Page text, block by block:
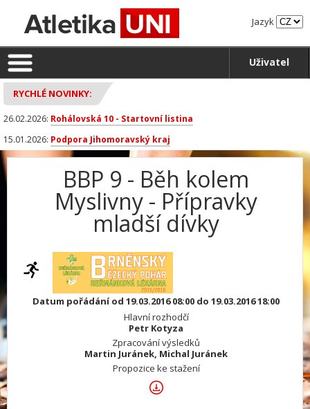
Jazyk
Uživatel
RYCHLÉ NOVINKY:
26.02.2026: Rohálovská 10 - Startovní listina
15.01.2026: Podpora Jihomoravský kraj
BBP 9 - Běh kolem
Myslivny - Přípravky
mladší dívky
Datum pořádání od 19.03.2016 08:00 do 19.03.2016 18:00
Hlavní rozhodčí
Petr Kotyza
Zpracování výsledků
Martin Juránek, Michal Juránek
Propozice ke stažení